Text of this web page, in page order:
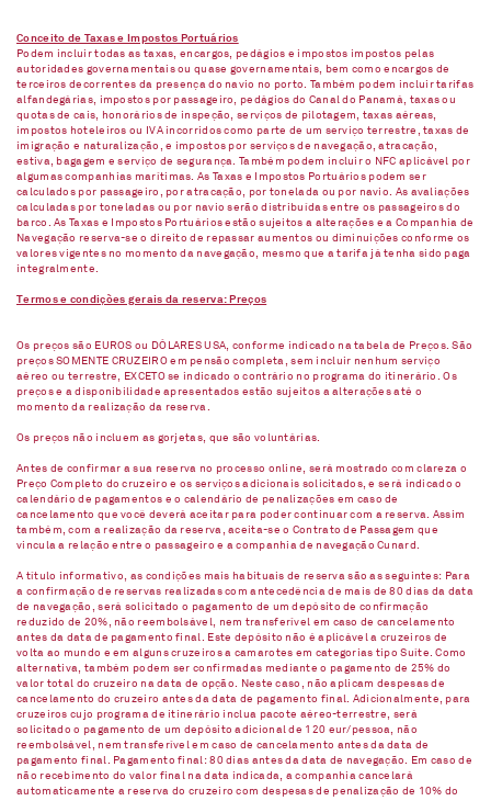
Conceito de Taxas e Impostos Portuários
Podem incluir todas as taxas, encargos, pedágios e impostos impostos pelas
autoridades governamentais ou quase governamentais, bem como encargos de
terceiros decorrentes da presença do navio no porto. Também podem incluir tarifas
alfandegárias, impostos por passageiro, pedágios do Canal do Panamá, taxas ou
quotas de cais, honorários de inspeção, serviços de pilotagem, taxas aéreas,
impostos hoteleiros ou IVA incorridos como parte de um serviço terrestre, taxas de
imigração e naturalização, e impostos por serviços de navegação, atracação,
estiva, bagagem e serviço de segurança. Também podem incluir o NFC aplicável por
algumas companhias marítimas. As Taxas e Impostos Portuários podem ser
calculados por passageiro, por atracação, por tonelada ou por navio. As avaliações
calculadas por toneladas ou por navio serão distribuídas entre os passageiros do
barco. As Taxas e Impostos Portuários estão sujeitos a alterações e a Companhia de
Navegação reserva-se o direito de repassar aumentos ou diminuições conforme os
valores vigentes no momento da navegação, mesmo que a tarifa já tenha sido paga
integralmente.
Termos e condições gerais da reserva: Preços
Os preços são EUROS ou DÓLARES USA, conforme indicado na tabela de Preços. São
preços SOMENTE CRUZEIRO em pensão completa, sem incluir nenhum serviço
aéreo ou terrestre, EXCETO se indicado o contrário no programa do itinerário. Os
preços e a disponibilidade apresentados estão sujeitos a alterações até o
momento da realização da reserva.
Os preços não incluem as gorjetas, que são voluntárias.
Antes de confirmar a sua reserva no processo online, será mostrado com clareza o
Preço Completo do cruzeiro e os serviços adicionais solicitados, e será indicado o
calendário de pagamentos e o calendário de penalizações em caso de
cancelamento que você deverá aceitar para poder continuar com a reserva. Assim
também, com a realização da reserva, aceita-se o Contrato de Passagem que
vincula a relação entre o passageiro e a companhia de navegação Cunard.
A título informativo, as condições mais habituais de reserva são as seguintes: Para
a confirmação de reservas realizadas com antecedência de mais de 80 dias da data
de navegação, será solicitado o pagamento de um depósito de confirmação
reduzido de 20%, não reembolsável, nem transferível em caso de cancelamento
antes da data de pagamento final. Este depósito não é aplicável a cruzeiros de
volta ao mundo e em alguns cruzeiros a camarotes em categorias tipo Suíte. Como
alternativa, também podem ser confirmadas mediante o pagamento de 25% do
valor total do cruzeiro na data de opção. Neste caso, não aplicam despesas de
cancelamento do cruzeiro antes da data de pagamento final. Adicionalmente, para
cruzeiros cujo programa de itinerário inclua pacote aéreo-terrestre, será
solicitado o pagamento de um depósito adicional de 120 eur/pessoa, não
reembolsável, nem transferível em caso de cancelamento antes da data de
pagamento final. Pagamento final: 80 dias antes da data de navegação. Em caso de
não recebimento do valor final na data indicada, a companhia cancelará
automaticamente a reserva do cruzeiro com despesas de penalização de 10% do